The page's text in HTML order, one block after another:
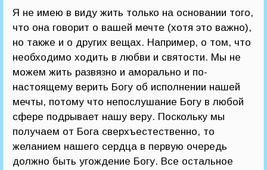
Я не имею в виду жить только на основании того,
что она говорит о вашей мечте (хотя это важно),
но также и о других вещах. Например, о том, что
необходимо ходить в любви и святости. Мы не
можем жить развязно и аморально и по-
настоящему верить Богу об исполнении нашей
мечты, потому что непослушание Богу в любой
сфере подрывает нашу веру. Поскольку мы
получаем от Бога сверхъестественно, то
желанием нашего сердца в первую очередь
должно быть угождение Богу. Все остальное